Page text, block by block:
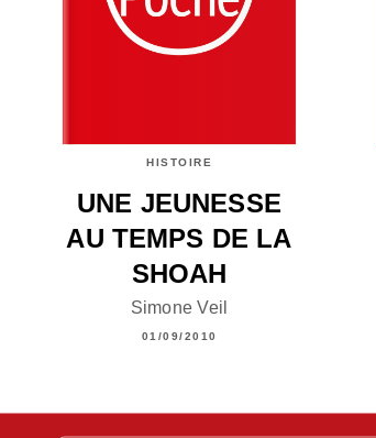
HISTOIRE
UNE JEUNESSE
AU TEMPS DE LA
SHOAH
Simone Veil
01/09/2010